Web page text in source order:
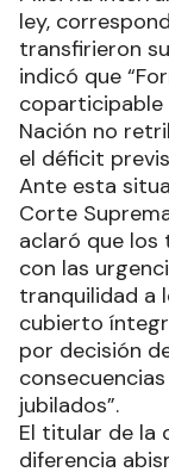
ley,
transfirieron
indicó que
coparticipable
Nación no
el déficit
Ante esta
Corte
aclaró que los
con las
tranquilidad a
cubierto
por decisión
jubilados”.
El titular de la
diferencia